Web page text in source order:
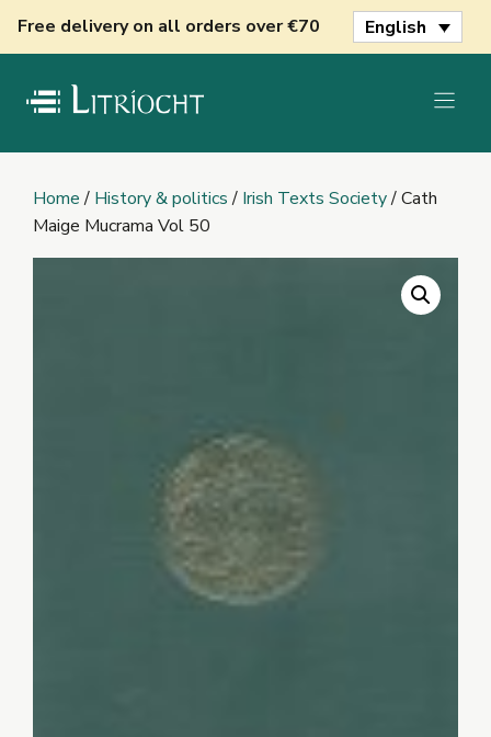
Free delivery on all orders over €70 English
Home/ History & politics/ Irish Texts Society/ Cath
Maige Mucrama Vol 50